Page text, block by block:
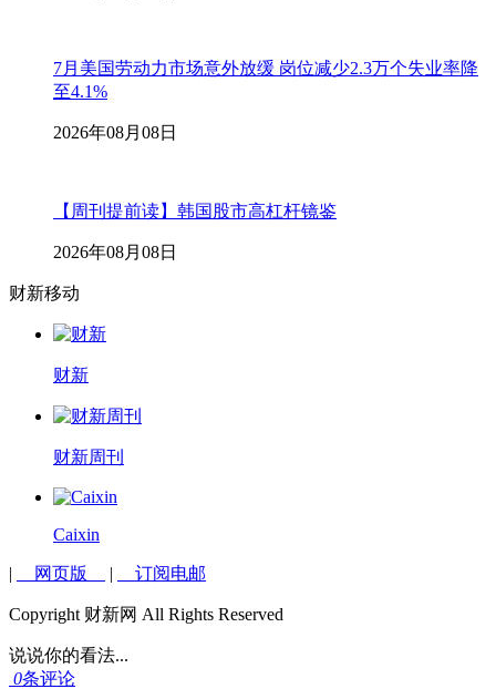
7月美国劳动力市场意外放缓 岗位减少2.3万个失业率降
至4.1%
2026年08月08日
【周刊提前读】韩国股市高杠杆镜鉴
2026年08月08日
财新移动
财新
财新周刊
Caixin
| 网页版 | 订阅电邮
Copyright 财新网 All Rights Reserved
说说你的看法...
0条评论